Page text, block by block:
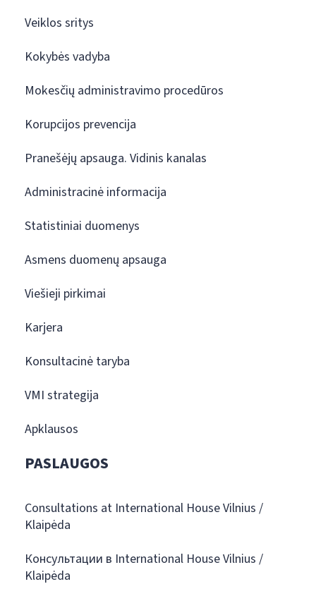
Veiklos sritys
Kokybės vadyba
Mokesčių administravimo procedūros
Korupcijos prevencija
Pranešėjų apsauga. Vidinis kanalas
Administracinė informacija
Statistiniai duomenys
Asmens duomenų apsauga
Viešieji pirkimai
Karjera
Konsultacinė taryba
VMI strategija
Apklausos
PASLAUGOS
Consultations at International House Vilnius /
Klaipėda
Консультации в International House Vilnius /
Klaipėda